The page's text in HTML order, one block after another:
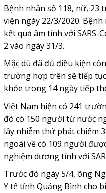
Bệnh nhân số 118, nữ, 23
viện ngày 22/3/2020.
kết quả âm tính với SARS-
2 vào ngày 31/3.
Mặc dù đã đủ điều kiện
trường hợp trên sẽ tiếp
khỏe trong 14 ngày tiếp
Việt Nam hiện có 241
đó có 150 người từ nước
lây nhiễm thứ phát chiếm
ngoài về có 109 người
nghiệm dương tính với
Trước đó ngày 5/4, ông
Y tế tỉnh Quảng Bình cho